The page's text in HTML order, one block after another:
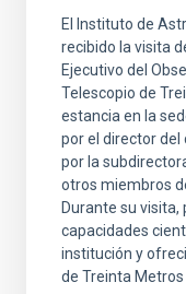
El Instituto de
recibido la visita
Ejecutivo del
Telescopio de
estancia en la
por el director del
por la
otros miembros
Durante su
capacidades
institución y
de Treinta Metros